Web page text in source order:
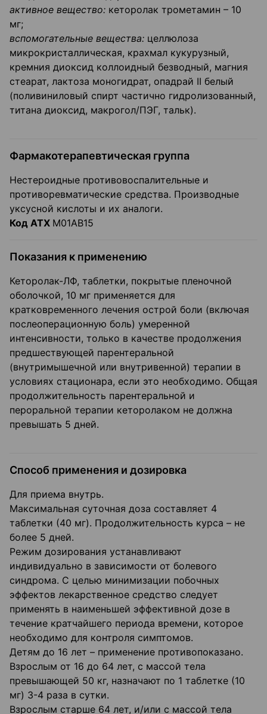
активное вещество: кеторолак трометамин – 10
мг;
вспомогательные вещества: целлюлоза
микрокристаллическая, крахмал кукурузный,
кремния диоксид коллоидный безводный, магния
стеарат, лактоза моногидрат, опадрай II белый
(поливиниловый спирт частично гидролизованный,
титана диоксид, макрогол/ПЭГ, тальк).
Фармакотерапевтическая группа
Нестероидные противовоспалительные и
противоревматические средства. Производные
уксусной кислоты и их аналоги.
Код АТХ М01АВ15
Показания к применению
Кеторолак-ЛФ, таблетки, покрытые пленочной
оболочкой, 10 мг применяется для
кратковременного лечения острой боли (включая
послеоперационную боль) умеренной
интенсивности, только в качестве продолжения
предшествующей парентеральной
(внутримышечной или внутривенной) терапии в
условиях стационара, если это необходимо. Общая
продолжительность парентеральной и
пероральной терапии кеторолаком не должна
превышать 5 дней.
Способ применения и дозировка
Для приема внутрь.
Максимальная суточная доза составляет 4
таблетки (40 мг). Продолжительность курса – не
более 5 дней.
Режим дозирования устанавливают
индивидуально в зависимости от болевого
синдрома. С целью минимизации побочных
эффектов лекарственное средство следует
применять в наименьшей эффективной дозе в
течение кратчайшего периода времени, которое
необходимо для контроля симптомов.
Детям до 16 лет – применение противопоказано.
Взрослым от 16 до 64 лет, с массой тела
превышающей 50 кг, назначают по 1 таблетке (10
мг) 3-4 раза в сутки.
Взрослым старше 64 лет, и/или с массой тела